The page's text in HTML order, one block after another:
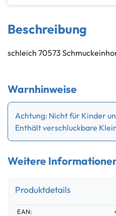
Beschreibung
schleich 70573
Warnhinweise
Achtung: Nicht für Kinder
Enthält verschluckbare
Weitere
Produktdetails
Technisches
Wert
EAN: